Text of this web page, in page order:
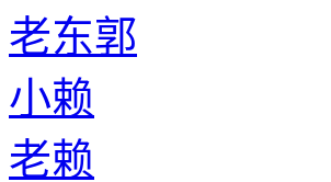
老东郭
小赖
老赖